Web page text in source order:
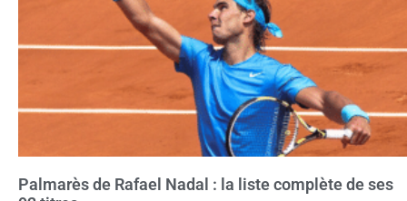
Palmarès de Rafael Nadal : la liste complète de ses